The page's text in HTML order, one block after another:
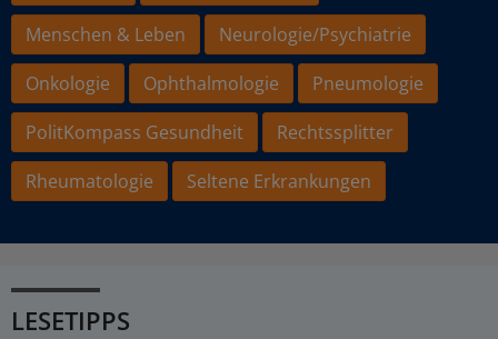
Menschen & Leben
Neurologie/Psychiatrie
Onkologie
Ophthalmologie
Pneumologie
PolitKompass Gesundheit
Rechtssplitter
Rheumatologie
Seltene Erkrankungen
LESETIPPS